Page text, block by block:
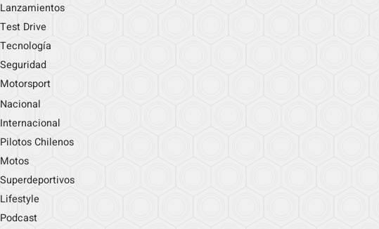
Lanzamientos
Test Drive
Tecnología
Seguridad
Motorsport
Nacional
Internacional
Pilotos Chilenos
Motos
Superdeportivos
Lifestyle
Podcast